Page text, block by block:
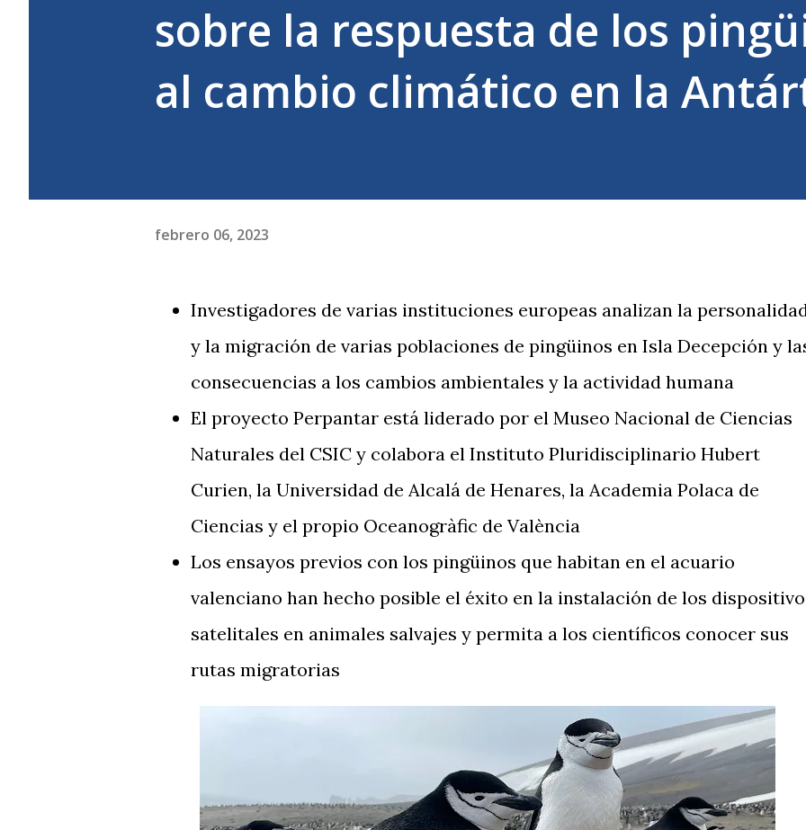
sobre la respuesta de los
al cambio climático en la
febrero 06, 2023
Investigadores de varias instituciones europeas analizan la
y la migración de varias poblaciones de pingüinos en Isla Decepción y
consecuencias a los cambios ambientales y la actividad humana
El proyecto Perpantar está liderado por el Museo Nacional de Ciencias
Naturales del CSIC y colabora el Instituto Pluridisciplinario Hubert
Curien, la Universidad de Alcalá de Henares, la Academia Polaca de
Ciencias y el propio Oceanogràfic de València
Los ensayos previos con los pingüinos que habitan en el acuario
valenciano han hecho posible el éxito en la instalación de los
satelitales en animales salvajes y permita a los científicos conocer sus
rutas migratorias